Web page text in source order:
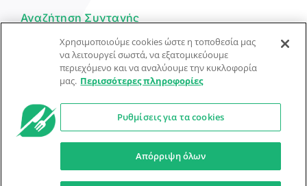
Αναζήτηση Συνταγής
Υποβολή Συνταγής
Φόρμα Επικοινωνίας
© Dorpon • Μηχανή αναζήτησης για …καλοφαγάδες!
Προστασία Προσωπικών Δεδομένων Όροι Xρήσης
Ο βοηθός μπορεί να κάνει λάθη — ελέγξτε τις συνταγές.
Χρησιμοποιούμε cookies ώστε η τοποθεσία μας
να λειτουργεί σωστά, να εξατομικεύουμε
περιεχόμενο και να αναλύουμε την κυκλοφορία
μας. Περισσότερες πληροφορίες
Ρυθμίσεις για τα cookies
Απόρριψη όλων